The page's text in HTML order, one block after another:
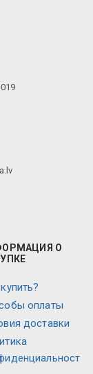
О
оплаты
доставки